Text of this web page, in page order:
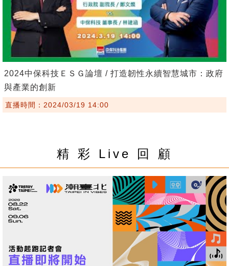
2024中保科技ＥＳＧ論壇 / 打造韌性永續智慧城市：政府
與產業的創新
直播時間：2024/03/19 14:00
精 彩 Live 回 顧